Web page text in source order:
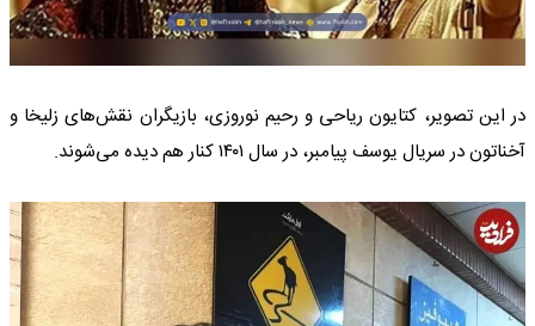
در این تصویر، کتایون ریاحی و رحیم نوروزی، بازیگران نقش‌های زلیخا و
آخناتون در سریال یوسف پیامبر، در سال ۱۴۰۱ کنار هم دیده می‌شوند.